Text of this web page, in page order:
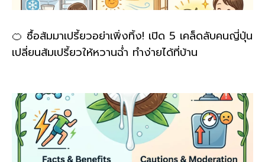
🍊 ซื้อส้มมาเปรี้ยวอย่าเพิ่งทิ้ง! เปิด 5 เคล็ดลับคนญี่ปุ่น
เปลี่ยนส้มเปรี้ยวให้หวานฉ่ำ ทำง่ายได้ที่บ้าน